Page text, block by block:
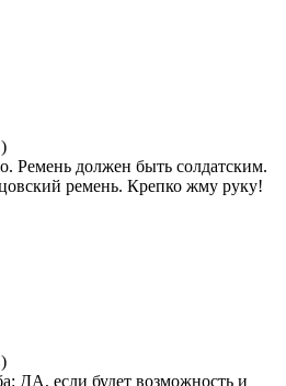
должен быть солдатским.
ремень. Крепко жму руку!
ДА, если будет возможность и